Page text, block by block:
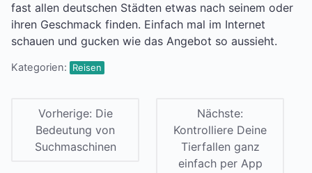
fast allen deutschen Städten etwas nach seinem oder
ihren Geschmack finden. Einfach mal im Internet
schauen und gucken wie das Angebot so aussieht.
Kategorien: Reisen
Vorherige: Die
Bedeutung von
Suchmaschinen
Nächste:
Kontrolliere Deine
Tierfallen ganz
einfach per App